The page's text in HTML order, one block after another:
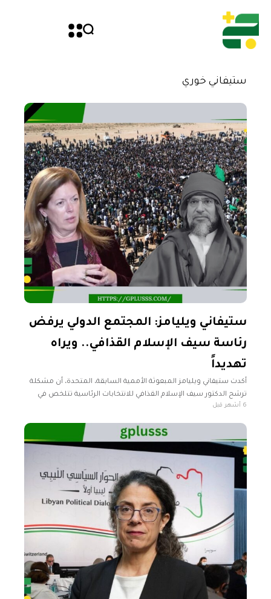
ستيفاني خوري
ستيفاني ويليامز: المجتمع الدولي يرفض
رئاسة سيف الإسلام القذافي.. ويراه
تهديداً
أكدت ستيفاني ويليامز المبعوثة الأممية السابقة، المتحدة، أن مشكلة
ترشح الدكتور سيف الإسلام القذافي للانتخابات الرئاسية تتلخص في
رفض المجتمع الدولي لمسألة رئاسته للبلاد، كونه مطلوباً في جرائم
6 أشهر قبل